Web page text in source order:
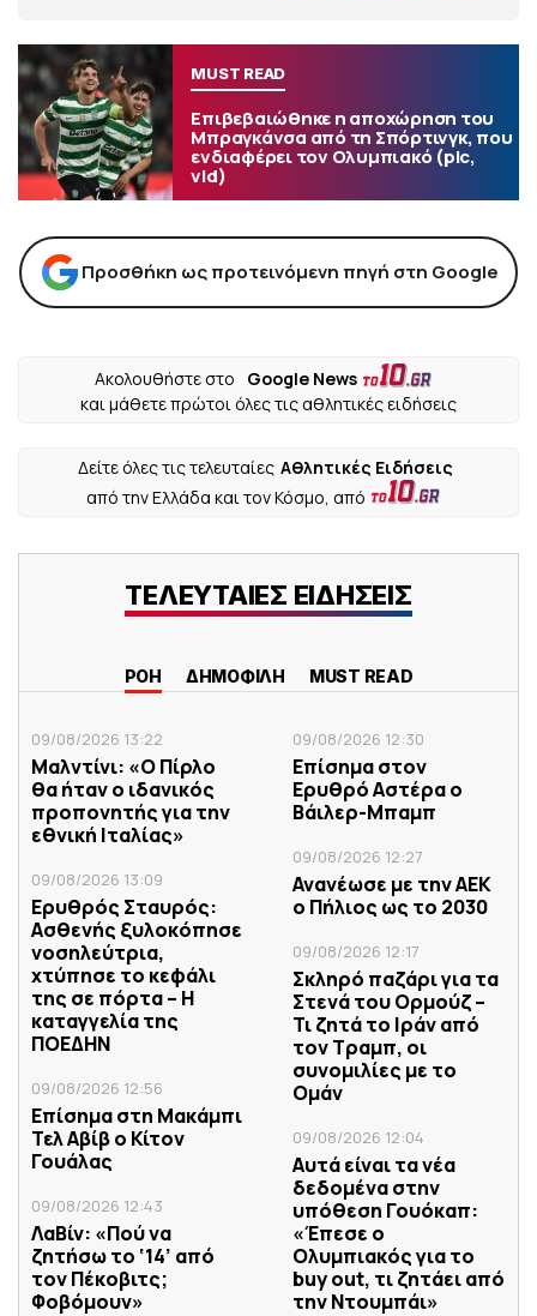
MUST READ
Επιβεβαιώθηκε η αποχώρηση του
Μπραγκάνσα από τη Σπόρτινγκ, που
ενδιαφέρει τον Ολυμπιακό (pic,
vid)
Προσθήκη ως προτεινόμενη πηγή στη Google
Ακολουθήστε στο
Google News
και μάθετε πρώτοι όλες τις αθλητικές ειδήσεις
Δείτε όλες τις τελευταίες Αθλητικές Ειδήσεις
από την Ελλάδα και τον Κόσμο, από
ΤΕΛΕΥΤΑΙΕΣ ΕΙΔΗΣΕΙΣ
ΡΟΗ ΔΗΜΟΦΙΛΗ MUST READ
09/08/2026 13:22
Μαλντίνι: «Ο Πίρλο
θα ήταν ο ιδανικός
προπονητής για την
εθνική Ιταλίας»
09/08/2026 13:09
Ερυθρός Σταυρός:
Ασθενής ξυλοκόπησε
νοσηλεύτρια,
χτύπησε το κεφάλι
της σε πόρτα – Η
καταγγελία της
ΠΟΕΔΗΝ
09/08/2026 12:56
Επίσημα στη Μακάμπι
Τελ Αβίβ ο Κίτον
Γουάλας
09/08/2026 12:43
ΛαΒίν: «Πού να
ζητήσω το ‘14’ από
τον Πέκοβιτς;
Φοβόμουν»
09/08/2026 12:30
Επίσημα στον
Ερυθρό Αστέρα ο
Βάιλερ-Μπαμπ
09/08/2026 12:27
Ανανέωσε με την ΑΕΚ
ο Πήλιος ως το 2030
09/08/2026 12:17
Σκληρό παζάρι για τα
Στενά του Ορμούζ –
Τι ζητά το Ιράν από
τον Τραμπ, οι
συνομιλίες με το
Ομάν
09/08/2026 12:04
Αυτά είναι τα νέα
δεδομένα στην
υπόθεση Γουόκαπ:
«Έπεσε ο
Ολυμπιακός για το
buy out, τι ζητάει από
την Ντουμπάι»